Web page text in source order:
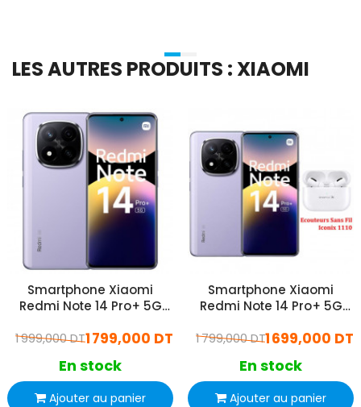
LES AUTRES PRODUITS : XIAOMI
Smartphone Xiaomi
Redmi Note 14 Pro+ 5G
1 799,000 DT
1 999,000 DT
En stock
Ajouter au panier
Smartphone Xiaomi
Redmi Note 14 Pro+ 5G
1 699,000 DT
1 799,000 DT
En stock
Ajouter au panier